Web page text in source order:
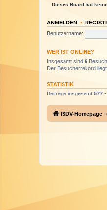
Dieses Board hat
ANMELDEN •
Benutzername:
WER IST ONLINE?
Insgesamt sind 6
Der Besucherrekord
STATISTIK
Beiträge insgesamt 577
ISDV-Homepage